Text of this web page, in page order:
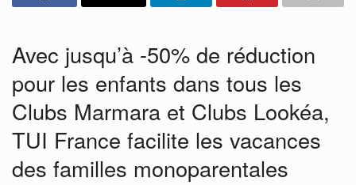
Avec jusqu’à -50% de réduction
pour les enfants dans tous les
Clubs Marmara et Clubs Lookéa,
TUI France facilite les vacances
des familles monoparentales